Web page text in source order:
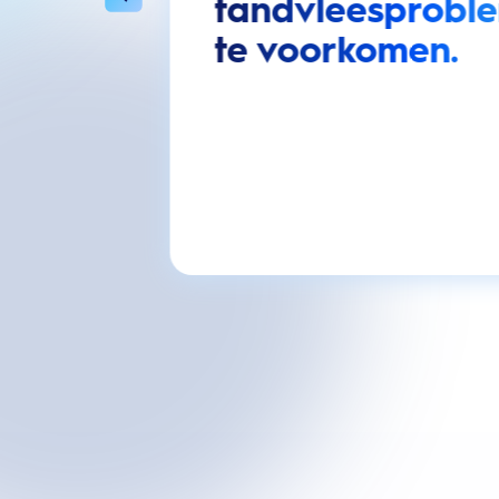
te voorkomen.